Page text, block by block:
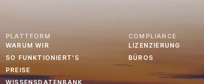
PLATTFORM
WARUM WIR
SO FUNKTIONIERT'S
PREISE
WISSENSDATENBANK
COMPLIANCE
LIZENZIERUNG
BÜROS